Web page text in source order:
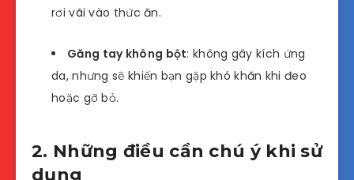
rơi vãi vào thức ăn.
Găng tay không bột: không gây kích ứng
da, nhưng sẽ khiến bạn gặp khó khăn khi đeo
hoặc gỡ bỏ.
2. Những điều cần chú ý khi sử
dụng